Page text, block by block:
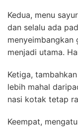
Kedua, menu
dan selalu ada
menyeimbangkan
menjadi utama.
Ketiga,
lebih mahal
nasi kotak tetap
Keempat,